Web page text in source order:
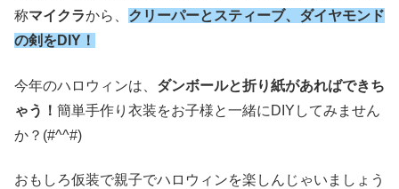
称マイクラから、 クリーパーとスティーブ、ダイヤモンド
の剣をDIY！
今年のハロウィンは、 ダンボールと折り紙があればできち
ゃう！ 簡単手作り衣装をお子様と一緒にDIYしてみません
か？(#^^#)
おもしろ仮装で親子でハロウィンを楽しんじゃいましょう